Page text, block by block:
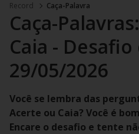
Record Caça-Palavra
Caça-
Caia -
29/05/2026
Você se lembra das
Acerte ou Caia? Você é
Encare o desafio e tente